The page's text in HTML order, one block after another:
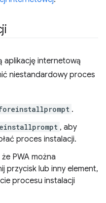
aplikację internetową
niestandardowy proces
.
, aby
proces instalacji.
PWA można
przycisk lub inny element,
procesu instalacji